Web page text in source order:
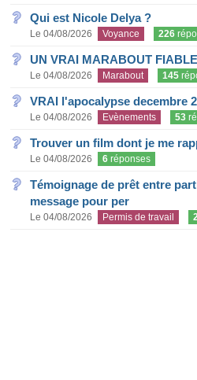
Qui est Nicole Delya ?
Le 04/08/2026 Voyance 226
UN VRAI MARABOUT
Le 04/08/2026 Marabout 145
VRAI l'apocalypse decembre
Le 04/08/2026 Evènements 53
Trouver un film dont je me
Le 04/08/2026 6 réponses
Témoignage de prêt entre
message pour per
Le 04/08/2026 Permis de travail